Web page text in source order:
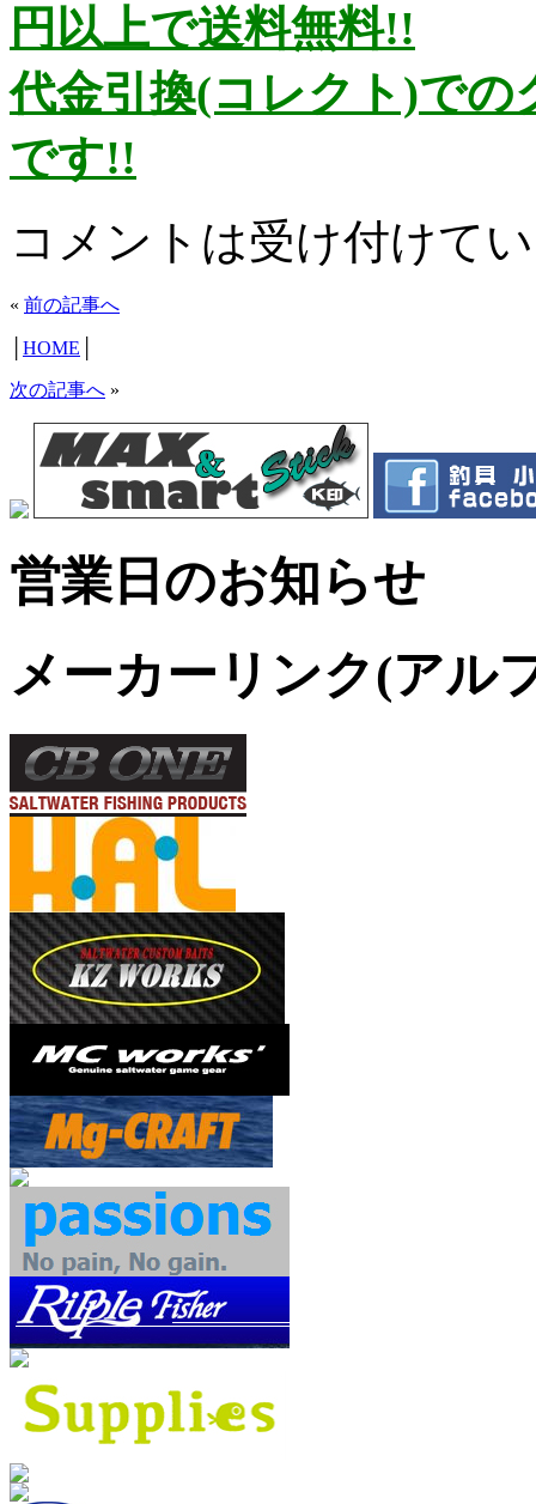
円以上で送料無料!!
代金引換(コレクト)で
です!!
コメントは受け付けて
« 前の記事へ
HOME
次の記事へ »
営業日のお知らせ
メーカーリンク(アル